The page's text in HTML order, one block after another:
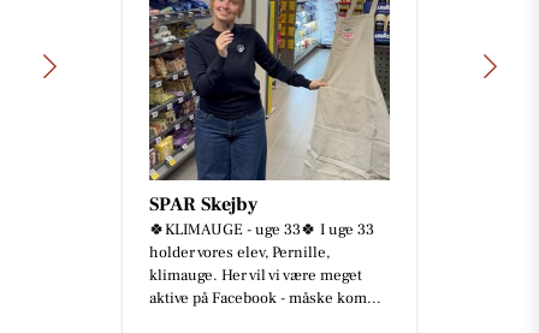
SPAR Skejby
🍀KLIMAUGE - uge 33🍀 I uge 33
holder vores elev, Pernille,
klimauge. Her vil vi være meget
aktive på Facebook - måske kom...